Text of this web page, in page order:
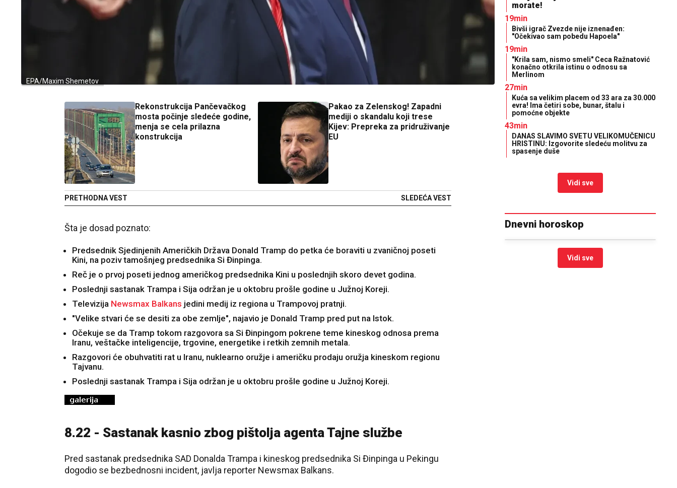
EPA/Maxim Shemetov
Rekonstrukcija Pančevačkog
mosta počinje sledeće godine,
menja se cela prilazna
konstrukcija
PRETHODNA VEST
Pakao za Zelenskog! Zapadni
mediji o skandalu koji trese
Kijev: Prepreka za pridruživanje
EU
SLEDEĆA VEST
Šta je dosad poznato:
Predsednik Sjedinjenih Američkih Država Donald Tramp do petka će boraviti u zvaničnoj poseti
Kini, na poziv tamošnjeg predsednika Si Đinpinga.
Reč je o prvoj poseti jednog američkog predsednika Kini u poslednjih skoro devet godina.
Poslednji sastanak Trampa i Sija održan je u oktobru prošle godine u Južnoj Koreji.
Televizija Newsmax Balkans jedini medij iz regiona u Trampovoj pratnji.
"Velike stvari će se desiti za obe zemlje", najavio je Donald Tramp pred put na Istok.
Očekuje se da Tramp tokom razgovora sa Si Đinpingom pokrene teme kineskog odnosa prema
Iranu, veštačke inteligencije, trgovine, energetike i retkih zemnih metala.
Razgovori će obuhvatiti rat u Iranu, nuklearno oružje i američku prodaju oružja kineskom regionu
Tajvanu.
Poslednji sastanak Trampa i Sija održan je u oktobru prošle godine u Južnoj Koreji.
8.22 - Sastanak kasnio zbog pištolja agenta Tajne službe
Pred sastanak predsednika SAD Donalda Trampa i kineskog predsednika Si Đinpinga u Pekingu
dogodio se bezbednosni incident, javlja reporter Newsmax Balkans.
morate!
19min
Bivši igrač Zvezde nije iznenađen:
"Očekivao sam pobedu Hapoela"
19min
"Krila sam, nismo smeli" Ceca Ražnatović
konačno otkrila istinu o odnosu sa
Merlinom
27min
Kuća sa velikim placem od 33 ara za 30.000
evra! Ima četiri sobe, bunar, štalu i
pomoćne objekte
43min
DANAS SLAVIMO SVETU VELIKOMUČENICU
HRISTINU: Izgovorite sledeću molitvu za
spasenje duše
Vidi sve
Dnevni horoskop
Vidi sve